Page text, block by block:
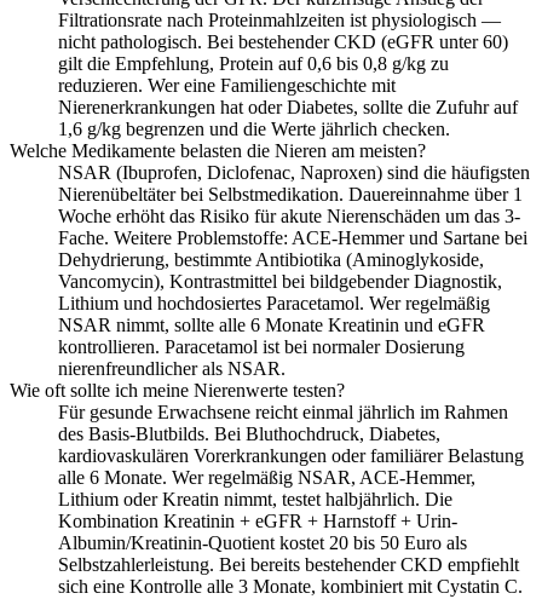
Filtrationsrate nach Proteinmahlzeiten ist physiologisch —
nicht pathologisch. Bei bestehender CKD (eGFR unter 60)
gilt die Empfehlung, Protein auf 0,6 bis 0,8 g/kg zu
reduzieren. Wer eine Familiengeschichte mit
Nierenerkrankungen hat oder Diabetes, sollte die Zufuhr auf
1,6 g/kg begrenzen und die Werte jährlich checken.
Welche Medikamente belasten die Nieren am meisten?
NSAR (Ibuprofen, Diclofenac, Naproxen) sind die häufigsten
Nierenübeltäter bei Selbstmedikation. Dauereinnahme über 1
Woche erhöht das Risiko für akute Nierenschäden um das 3-
Fache. Weitere Problemstoffe: ACE-Hemmer und Sartane bei
Dehydrierung, bestimmte Antibiotika (Aminoglykoside,
Vancomycin), Kontrastmittel bei bildgebender Diagnostik,
Lithium und hochdosiertes Paracetamol. Wer regelmäßig
NSAR nimmt, sollte alle 6 Monate Kreatinin und eGFR
kontrollieren. Paracetamol ist bei normaler Dosierung
nierenfreundlicher als NSAR.
Wie oft sollte ich meine Nierenwerte testen?
Für gesunde Erwachsene reicht einmal jährlich im Rahmen
des Basis-Blutbilds. Bei Bluthochdruck, Diabetes,
kardiovaskulären Vorerkrankungen oder familiärer Belastung
alle 6 Monate. Wer regelmäßig NSAR, ACE-Hemmer,
Lithium oder Kreatin nimmt, testet halbjährlich. Die
Kombination Kreatinin + eGFR + Harnstoff + Urin-
Albumin/Kreatinin-Quotient kostet 20 bis 50 Euro als
Selbstzahlerleistung. Bei bereits bestehender CKD empfiehlt
sich eine Kontrolle alle 3 Monate, kombiniert mit Cystatin C.